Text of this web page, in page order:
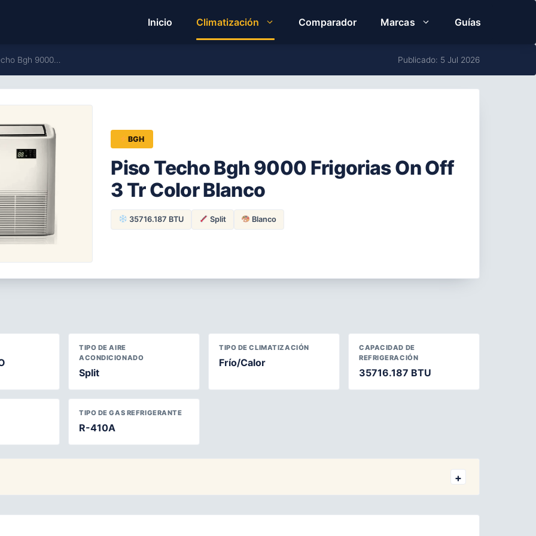
Inicio Climatización Comparador Marcas Guías
Bgh 9000… Publicado: 5 Jul 2026
BGH
Piso Techo Bgh 9000 Frigorias On Off
3 Tr Color Blanco
35716.187 BTU Split Blanco
TIPO DE AIRE
ACONDICIONADO
Split
TIPO DE CLIMATIZACIÓN
Frío/Calor
CAPACIDAD DE
REFRIGERACIÓN
35716.187 BTU
TIPO DE GAS REFRIGERANTE
R-410A